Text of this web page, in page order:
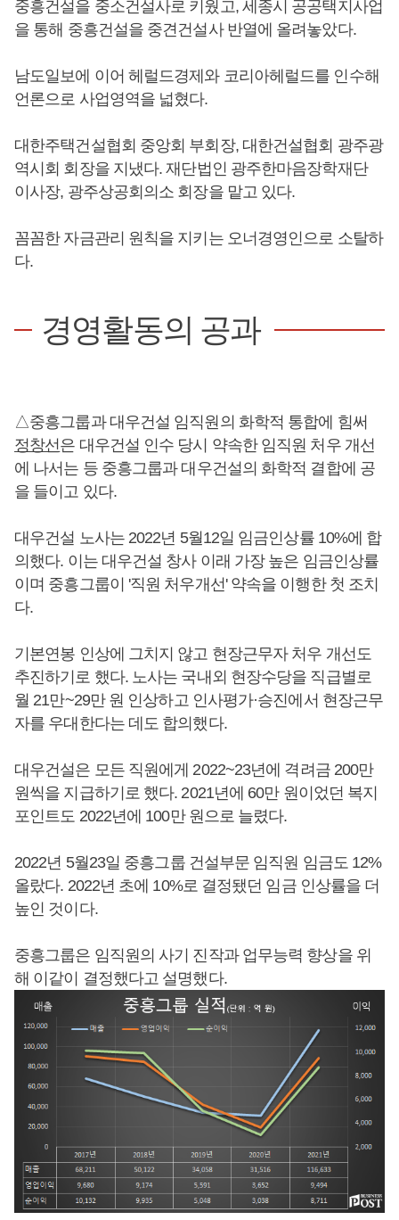
중흥건설을 중소건설사로 키웠고, 세종시 공공택지사업
을 통해 중흥건설을 중견건설사 반열에 올려놓았다.
남도일보에 이어 헤럴드경제와 코리아헤럴드를 인수해
언론으로 사업영역을 넓혔다.
대한주택건설협회 중앙회 부회장, 대한건설협회 광주광
역시회 회장을 지냈다. 재단법인 광주한마음장학재단
이사장, 광주상공회의소 회장을 맡고 있다.
꼼꼼한 자금관리 원칙을 지키는 오너경영인으로 소탈하
다.
경영활동의 공과
△중흥그룹과 대우건설 임직원의 화학적 통합에 힘써
정창선은 대우건설 인수 당시 약속한 임직원 처우 개선
에 나서는 등 중흥그룹과 대우건설의 화학적 결합에 공
을 들이고 있다.
대우건설 노사는 2022년 5월12일 임금인상률 10%에 합
의했다. 이는 대우건설 창사 이래 가장 높은 임금인상률
이며 중흥그룹이 '직원 처우개선' 약속을 이행한 첫 조치
다.
기본연봉 인상에 그치지 않고 현장근무자 처우 개선도
추진하기로 했다. 노사는 국내외 현장수당을 직급별로
월 21만~29만 원 인상하고 인사평가·승진에서 현장근무
자를 우대한다는 데도 합의했다.
대우건설은 모든 직원에게 2022~23년에 격려금 200만
원씩을 지급하기로 했다. 2021년에 60만 원이었던 복지
포인트도 2022년에 100만 원으로 늘렸다.
2022년 5월23일 중흥그룹 건설부문 임직원 임금도 12%
올랐다. 2022년 초에 10%로 결정됐던 임금 인상률을 더
높인 것이다.
중흥그룹은 임직원의 사기 진작과 업무능력 향상을 위
해 이같이 결정했다고 설명했다.